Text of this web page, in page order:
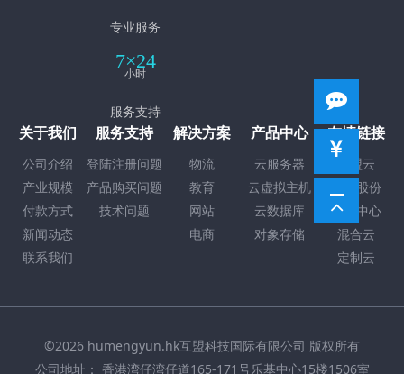
专业服务
7×24
小时
服务支持
关于我们
公司介绍
产业规模
付款方式
新闻动态
联系我们
服务支持
登陆注册问题
产品购买问题
技术问题
解决方案
物流
教育
网站
电商
产品中心
云服务器
云虚拟主机
云数据库
对象存储
友情链接
互盟云
互盟股份
数据中心
混合云
定制云
©2026 humengyun.hk互盟科技国际有限公司 版权所有
公司地址： 香港湾仔湾仔道165-171号乐基中心15楼1506室